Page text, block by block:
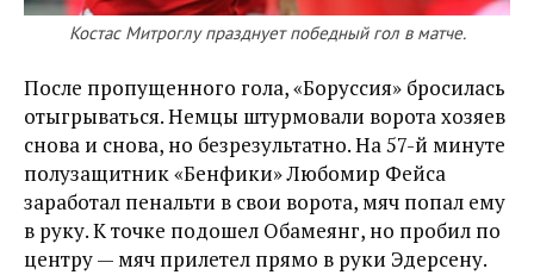
Костас Митроглу празднует победный гол в матче.
После пропущенного гола, «Боруссия» бросилась
отыгрываться. Немцы штурмовали ворота хозяев
снова и снова, но безрезультатно. На 57-й минуте
полузащитник «Бенфики» Любомир Фейса
заработал пенальти в свои ворота, мяч попал ему
в руку. К точке подошел Обамеянг, но пробил по
центру — мяч прилетел прямо в руки Эдерсену.